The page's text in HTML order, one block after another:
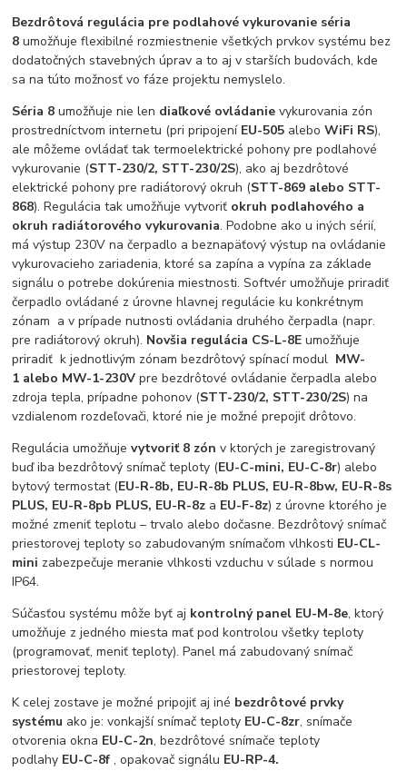
Bezdrôtová regulácia pre podlahové vykurovanie séria
8 umožňuje flexibilné rozmiestnenie všetkých prvkov systému bez
dodatočných stavebných úprav a to aj v starších budovách, kde
sa na túto možnosť vo fáze projektu nemyslelo.
Séria 8 umožňuje nie len diaľkové ovládanie vykurovania zón
prostredníctvom internetu (pri pripojení EU-505 aleboWiFi RS),
ale môžeme ovládať tak termoelektrické pohony pre podlahové
vykurovanie (STT-230/2, STT-230/2S), ako aj bezdrôtové
elektrické pohony pre radiátorový okruh (STT-869 alebo STT-
868). Regulácia tak umožňuje vytvoriť okruh podlahového a
okruh radiátorového vykurovania. Podobne ako u iných sérií,
má výstup 230V na čerpadlo a beznapäťový výstup na ovládanie
vykurovacieho zariadenia, ktoré sa zapína a vypína za základe
signálu o potrebe dokúrenia miestnosti. Softvér umožňuje priradiť
čerpadlo ovládané z úrovne hlavnej regulácie ku konkrétnym
zónam a v prípade nutnosti ovládania druhého čerpadla (napr.
pre radiátorový okruh). Novšia regulácia CS-L-8Eumožňuje
priradiť k jednotlivým zónam bezdrôtový spínací modul MW-
1 alebo MW-1-230V pre bezdrôtové ovládanie čerpadla alebo
zdroja tepla, prípadne pohonov (STT-230/2, STT-230/2S) na
vzdialenom rozdeľovači, ktoré nie je možné prepojiť drôtovo.
Regulácia umožňuje vytvoriť 8 zón v ktorých je zaregistrovaný
buď iba bezdrôtový snímač teploty (EU-C-mini, EU-C-8r) alebo
bytový termostat (EU-R-8b, EU-R-8b PLUS, EU-R-8bw, EU-R-8s
PLUS, EU-R-8pb PLUS, EU-R-8z a EU-F-8z) z úrovne ktorého je
možné zmeniť teplotu – trvalo alebo dočasne. Bezdrôtový snímač
priestorovej teploty so zabudovaným snímačom vlhkosti EU-CL-
mini zabezpečuje meranie vlhkosti vzduchu v súlade s normou
IP64.
Súčasťou systému môže byť aj kontrolný panel EU-M-8e, ktorý
umožňuje z jedného miesta mať pod kontrolou všetky teploty
(programovať, meniť teploty). Panel má zabudovaný snímač
priestorovej teploty.
K celej zostave je možné pripojiť aj iné bezdrôtové prvky
systému ako je: vonkajší snímač teploty EU-C-8zr, snímače
otvorenia okna EU-C-2n, bezdrôtové snímače teploty
podlahy EU-C-8f , opakovač signálu EU-RP-4.